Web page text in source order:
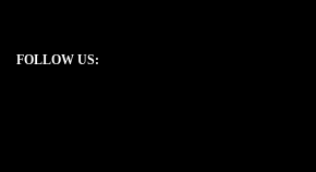
FOLLOW US: